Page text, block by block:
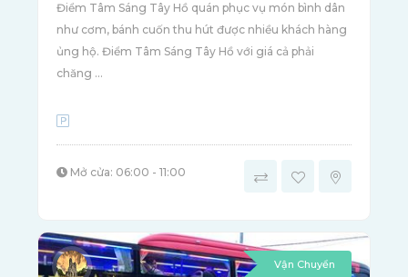
Điểm Tâm Sáng Tây Hồ quán phục vụ món bình dân
như cơm, bánh cuốn thu hút được nhiều khách hàng
ủng hộ. Điểm Tâm Sáng Tây Hồ với giá cả phải
chăng ...
Mở cửa: 06:00 - 11:00
Vận Chuyển